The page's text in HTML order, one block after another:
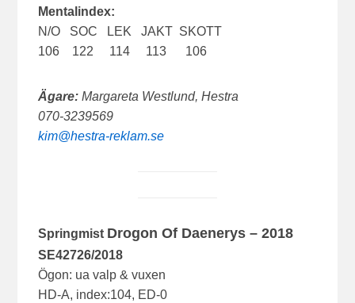
Mentalindex:
N/O SOC LEK JAKT SKOTT
106 122 114 113 106
Ägare: Margareta Westlund, Hestra
070-3239569
kim@hestra-reklam.se
Springmist Drogon Of Daenerys – 2018
SE42726/2018
Ögon: ua valp & vuxen
HD-A, index:104, ED-0